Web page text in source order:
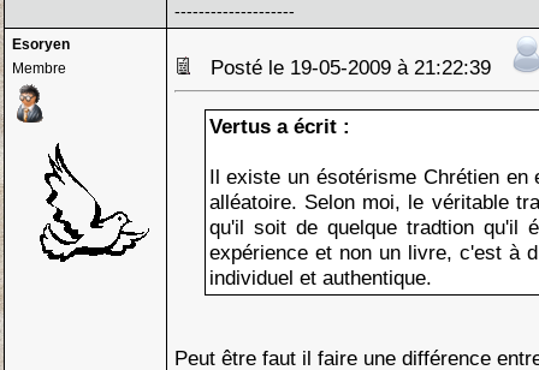
--------------------
Esoryen
Membre
Posté le 19-05-2009 à 21:22:39
Vertus a écrit :
Il existe un ésotérisme Chrétien
alléatoire. Selon moi, le véritable
qu'il soit de quelque tradtion qu'il
expérience et non un livre, c'est à
individuel et authentique.
Peut être faut il faire une différence